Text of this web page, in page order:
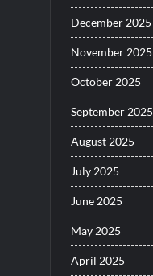
December 2025
November 2025
October 2025
September 2025
August 2025
July 2025
June 2025
May 2025
April 2025